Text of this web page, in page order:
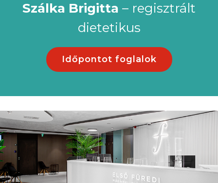
Szálka Brigitta – regisztrált
dietetikus
Időpontot foglalok